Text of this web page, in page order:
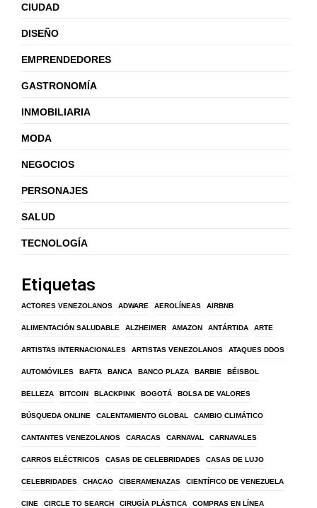
CIUDAD
DISEÑO
EMPRENDEDORES
GASTRONOMÍA
INMOBILIARIA
MODA
NEGOCIOS
PERSONAJES
SALUD
TECNOLOGÍA
Etiquetas
ACTORES VENEZOLANOS ADWARE AEROLÍNEAS AIRBNB
ALIMENTACIÓN SALUDABLE ALZHEIMER AMAZON ANTÁRTIDA ARTE
ARTISTAS INTERNACIONALES ARTISTAS VENEZOLANOS ATAQUES DDOS
AUTOMÓVILES BAFTA BANCA BANCO PLAZA BARBIE BÉISBOL
BELLEZA BITCOIN BLACKPINK BOGOTÁ BOLSA DE VALORES
BÚSQUEDA ONLINE CALENTAMIENTO GLOBAL CAMBIO CLIMÁTICO
CANTANTES VENEZOLANOS CARACAS CARNAVAL CARNAVALES
CARROS ELÉCTRICOS CASAS DE CELEBRIDADES CASAS DE LUJO
CELEBRIDADES CHACAO CIBERAMENAZAS CIENTÍFICO DE VENEZUELA
CINE CIRCLE TO SEARCH CIRUGÍA PLÁSTICA COMPRAS EN LÍNEA